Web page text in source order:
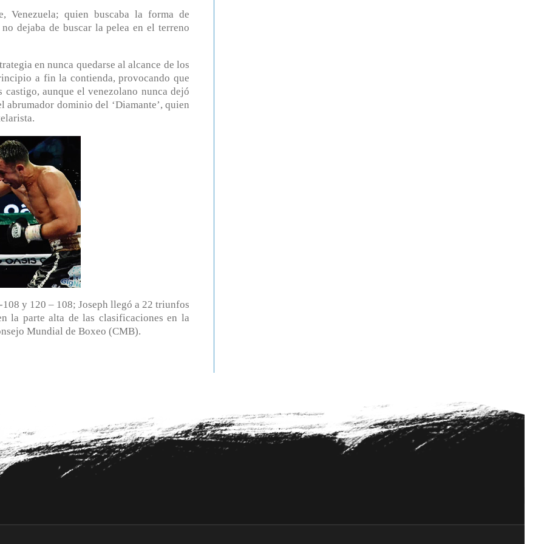
Venezuela; quien buscaba la forma de
dejaba de buscar la pelea en el terreno
en nunca quedarse al alcance de los
a fin la contienda, provocando que
aunque el venezolano nunca dejó
dominio del ‘Diamante’, quien
y 120 – 108; Joseph llegó a 22 triunfos
la parte alta de las clasificaciones en la
Mundial de Boxeo (CMB).